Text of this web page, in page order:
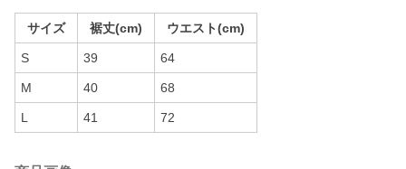
サイズ 裾丈(cm) ウエスト(cm)
S 39 64
M 40 68
L 41 72